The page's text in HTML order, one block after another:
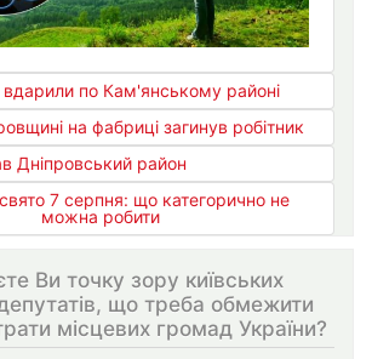
вдарили по Кам'янському районі
на фабриці загинув робітник
Дніпровський район
7 серпня: що категорично не
можна робити
Ви точку зору київських
депутатів, що треба обмежити
місцевих громад України?